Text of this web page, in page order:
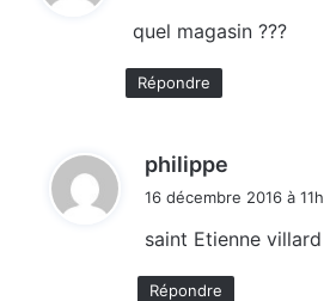
quel magasin ???
Répondre
philippe
16 décembre 2016 à
saint Etienne
Répondre